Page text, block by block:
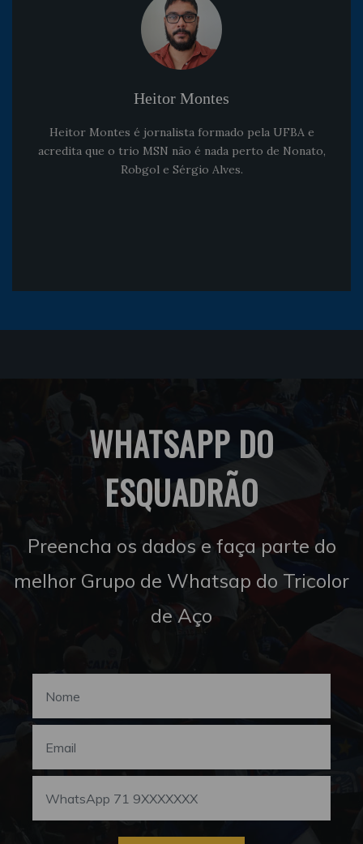
Heitor Montes
Heitor Montes é jornalista formado pela UFBA e
acredita que o trio MSN não é nada perto de Nonato,
Robgol e Sérgio Alves.
WHATSAPP DO
ESQUADRÃO
Preencha os dados e faça parte do
melhor Grupo de Whatsap do Tricolor
de Aço